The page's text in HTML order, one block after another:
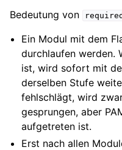
Bedeutung von required
Ein Modul mit dem
durchlaufen werden.
ist, wird sofort mit
derselben Stufe
fehlschlägt, wird
gesprungen, aber
aufgetreten ist.
Erst nach allen